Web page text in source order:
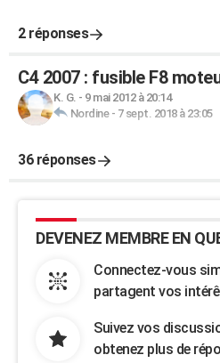
2 réponses
C4 2007 : fusible F8
K. G. - 9 mai 2012 à 20:14
Nordine- 7 sept. 2018 à 23:05
36 réponses
DEVENEZ MEMBRE EN
Connectez-vous
partagent vos
Suivez vos
obtenez plus de